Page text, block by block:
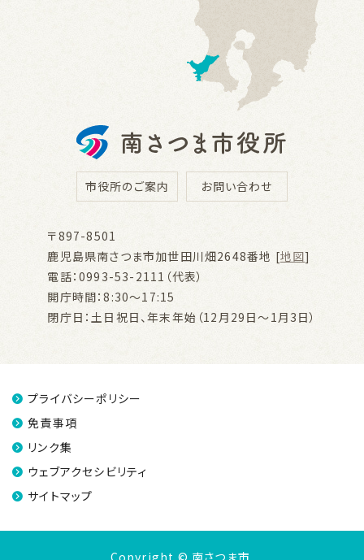
市役所のご案内 お問い合わせ
〒897-8501
鹿児島県南さつま市加世田川畑2648番地 [地図]
電話：0993-53-2111（代表）
開庁時間：8:30～17:15
閉庁日：土日祝日、年末年始（12月29日～1月3日）
プライバシーポリシー
免責事項
リンク集
ウェブアクセシビリティ
サイトマップ
Copyright © 南さつま市.